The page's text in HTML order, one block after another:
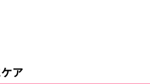
ア